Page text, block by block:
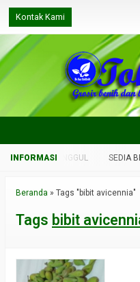
Kontak Kami
TANAMAN UNGGUL SEDIA
Beranda » Tags "bibit avicennia"
Tags bibit